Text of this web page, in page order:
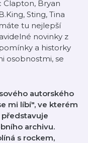
Clapton, Bryan
Sting, Tina
tu nejlepší
novinky z
a historky
osobnostmi, se
autorského
mi líbí", ve kterém
představuje
archivu.
s rockem,